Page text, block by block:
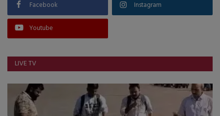
Facebook Instagram
Youtube
LIVE TV